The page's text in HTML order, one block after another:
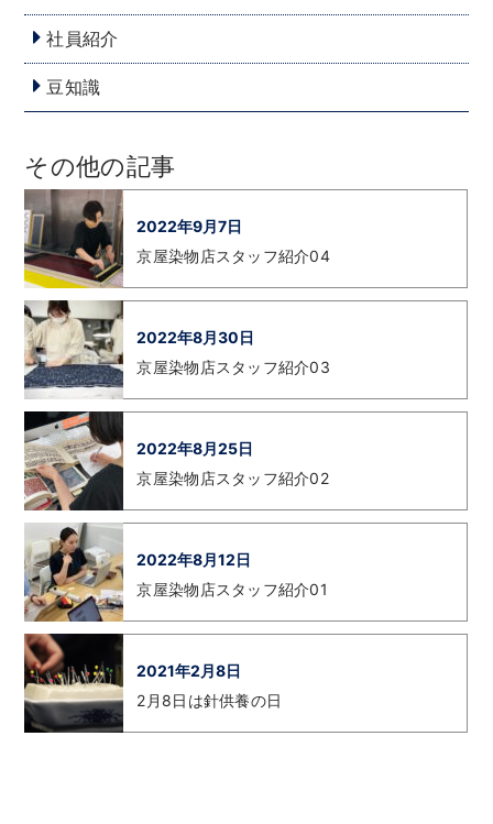
社員紹介
豆知識
その他の記事
2022年9月7日
京屋染物店スタッフ紹介04
2022年8月30日
京屋染物店スタッフ紹介03
2022年8月25日
京屋染物店スタッフ紹介02
2022年8月12日
京屋染物店スタッフ紹介01
2021年2月8日
2月8日は針供養の日